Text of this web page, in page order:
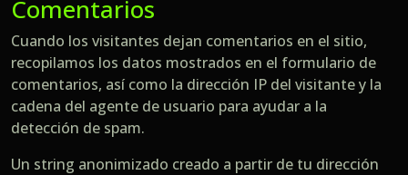
Comentarios
Cuando los visitantes dejan comentarios en el sitio,
recopilamos los datos mostrados en el formulario de
comentarios, así como la dirección IP del visitante y la
cadena del agente de usuario para ayudar a la
detección de spam.
Un string anonimizado creado a partir de tu dirección